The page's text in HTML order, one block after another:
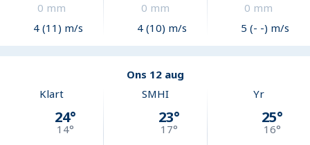
0 mm
4 (11) m/s
0 mm
4 (10) m/s
0 mm
5 (- -) m/s
Ons 12 aug
Klart
24°
14°
SMHI
23°
17°
Yr
25°
16°